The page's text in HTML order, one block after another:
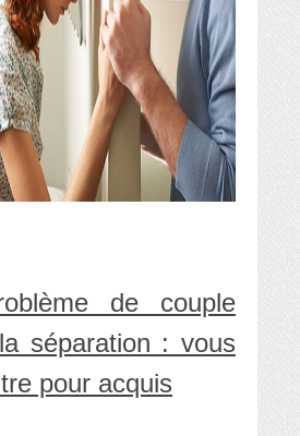
de couple
séparation : vous
pour acquis